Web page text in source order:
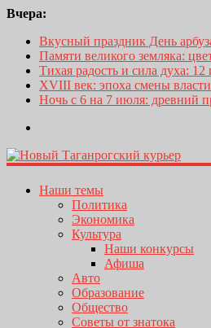
Вчера:
Вкусный праздник День
Памяти великого земляка:
Тихая радость и сила духа:
XVIII век: эпоха смены
Ночь с 6 на 7 июля: древний
Наши темы
Политика
Экономика
Культура
Наши конкурсы
Афиша
Авто
Образование
Общество
Советы от знатока